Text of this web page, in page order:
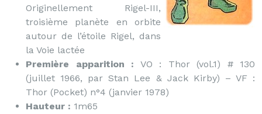
Originellement Rigel-III,
troisième planète en orbite
autour de l’étoile Rigel, dans
la Voie lactée
Première apparition : VO : Thor (vol.1) # 130
(juillet 1966, par Stan Lee & Jack Kirby) – VF :
Thor (Pocket) n°4 (janvier 1978)
Hauteur : 1m65